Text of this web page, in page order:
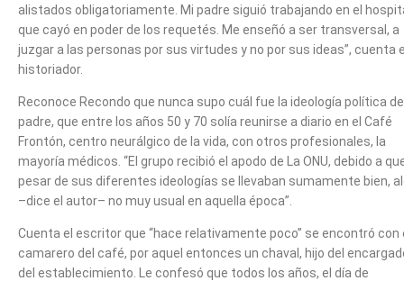
alistados obligatoriamente. Mi padre siguió trabajando en el
que cayó en poder de los requetés. Me enseñó a ser transversal, a
juzgar a las personas por sus virtudes y no por sus ideas”, cuenta
historiador.
Reconoce Recondo que nunca supo cuál fue la ideología política
padre, que entre los años 50 y 70 solía reunirse a diario en el Café
Frontón, centro neurálgico de la vida, con otros profesionales, la
mayoría médicos. “El grupo recibió el apodo de La ONU, debido a
pesar de sus diferentes ideologías se llevaban sumamente bien,
–dice el autor– no muy usual en aquella época”.
Cuenta el escritor que “hace relativamente poco” se encontró con
camarero del café, por aquel entonces un chaval, hijo del
del establecimiento. Le confesó que todos los años, el día de